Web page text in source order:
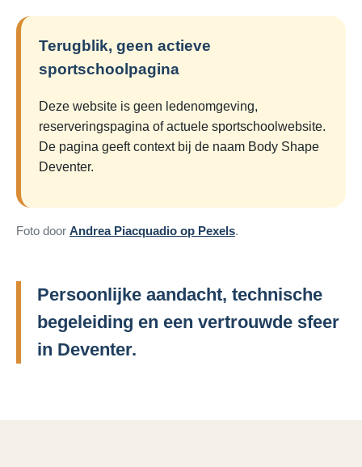
Terugblik, geen actieve
sportschoolpagina
Deze website is geen ledenomgeving,
reserveringspagina of actuele sportschoolwebsite.
De pagina geeft context bij de naam Body Shape
Deventer.
Foto door Andrea Piacquadio op Pexels.
Persoonlijke aandacht, technische
begeleiding en een vertrouwde sfeer
in Deventer.